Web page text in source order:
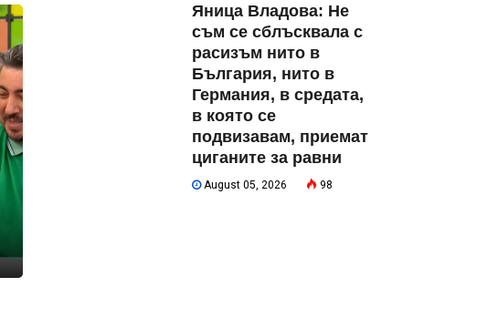
Яница Владова: Не
съм се сблъсквала с
расизъм нито в
България, нито в
Германия, в средата,
в която се
подвизавам, приемат
циганите за равни
August 05, 2026 98